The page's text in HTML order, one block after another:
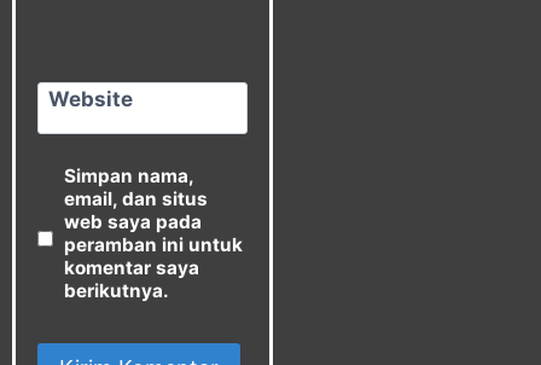
Website
Simpan nama,
email, dan situs
web saya pada
peramban ini untuk
komentar saya
berikutnya.